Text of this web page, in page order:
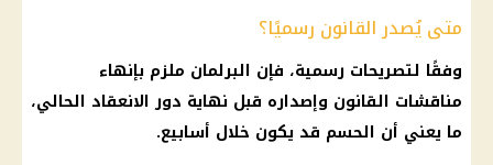
متى يُصدر القانون رسميًا؟
وفقًا لتصريحات رسمية، فإن البرلمان ملزم بإنهاء
مناقشات القانون وإصداره قبل نهاية دور الانعقاد الحالي،
ما يعني أن الحسم قد يكون خلال أسابيع.